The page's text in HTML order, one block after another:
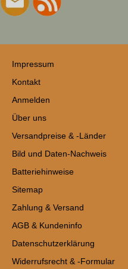
Impressum
Kontakt
Anmelden
Über uns
Versandpreise & -Länder
Bild und Daten-Nachweis
Batteriehinweise
Sitemap
Zahlung & Versand
AGB & Kundeninfo
Datenschutzerklärung
Widerrufsrecht & -Formular